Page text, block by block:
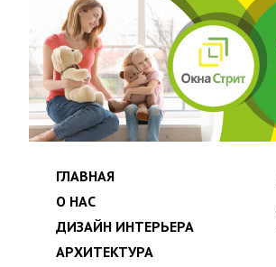
ГЛАВНАЯ
О НАС
ДИЗАЙН ИНТЕРЬЕРА
АРХИТЕКТУРА